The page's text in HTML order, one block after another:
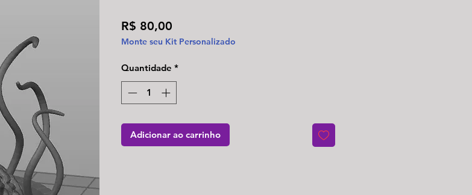
R$ 80,00
Monte seu Kit Personalizado
Quantidade *
Adicionar ao carrinho